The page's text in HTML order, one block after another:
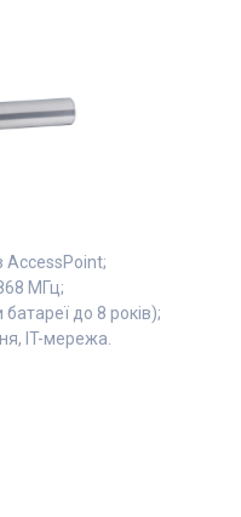
AccessPoint;
МГц;
до 8 років);
IT-мережа.